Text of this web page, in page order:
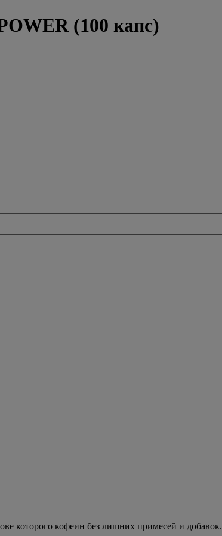
(100 капс)
которого кофеин без лишних примесей и добавок.